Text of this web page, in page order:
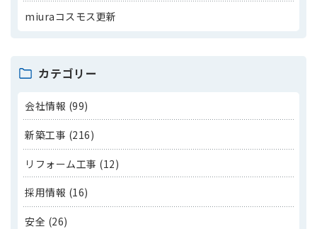
miuraコスモス更新
カテゴリー
会社情報 (99)
新築工事 (216)
リフォーム工事 (12)
採用情報 (16)
安全 (26)